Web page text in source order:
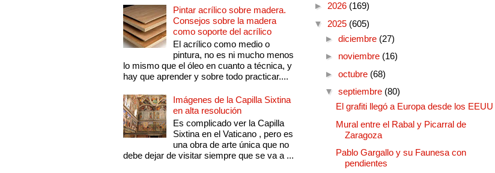
Pintar acrílico sobre madera.
Consejos sobre la madera
como soporte del acrílico
El acrílico como medio o
pintura, no es ni mucho menos
lo mismo que el óleo en cuanto a técnica, y
hay que aprender y sobre todo practicar....
Imágenes de la Capilla Sixtina
en alta resolución
Es complicado ver la Capilla
Sixtina en el Vaticano , pero es
una obra de arte única que no
debe dejar de visitar siempre que se va a ...
► 2026 (169)
▼ 2025 (605)
► diciembre (27)
► noviembre (16)
► octubre (68)
▼ septiembre (80)
El grafiti llegó a Europa desde los EEUU
Mural entre el Rabal y Picarral de
Zaragoza
Pablo Gargallo y su Faunesa con
pendientes